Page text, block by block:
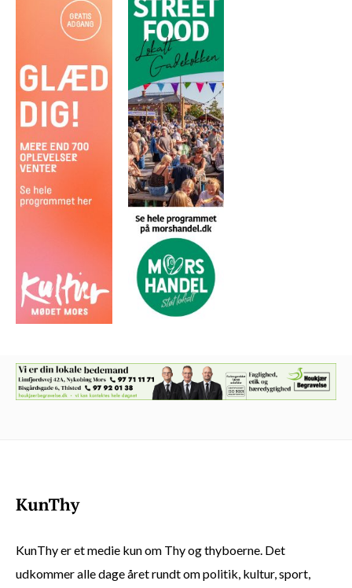
KunThy er et medie kun om Thy og thyboerne. Det
udkommer alle dage året rundt om politik, kultur, sport,